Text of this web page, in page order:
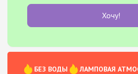
Хочу!
БЕЗ ВОДЫ
ЛАМПОВАЯ